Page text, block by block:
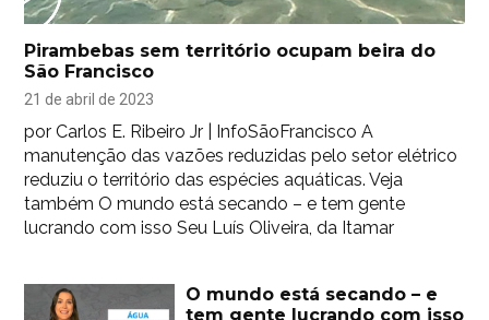
Pirambebas sem território ocupam beira do
São Francisco
21 de abril de 2023
por Carlos E. Ribeiro Jr | InfoSãoFrancisco A
manutenção das vazões reduzidas pelo setor elétrico
reduziu o território das espécies aquáticas. Veja
também O mundo está secando – e tem gente
lucrando com isso Seu Luís Oliveira, da Itamar
O mundo está secando – e
tem gente lucrando com isso